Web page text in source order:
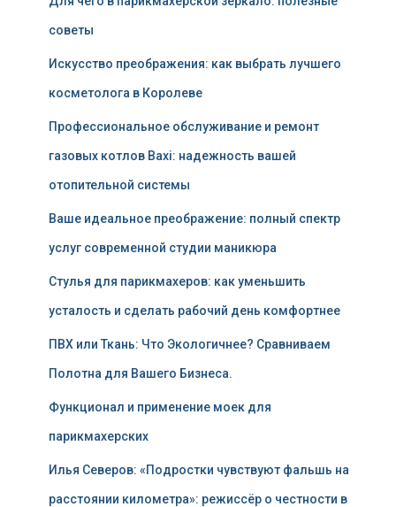
советы
Искусство преображения: как выбрать лучшего
косметолога в Королеве
Профессиональное обслуживание и ремонт
газовых котлов Baxi: надежность вашей
отопительной системы
Ваше идеальное преображение: полный спектр
услуг современной студии маникюра
Стулья для парикмахеров: как уменьшить
усталость и сделать рабочий день комфортнее
ПВХ или Ткань: Что Экологичнее? Сравниваем
Полотна для Вашего Бизнеса.
Функционал и применение моек для
парикмахерских
Илья Северов: «Подростки чувствуют фальшь на
расстоянии километра»: режиссёр о честности в